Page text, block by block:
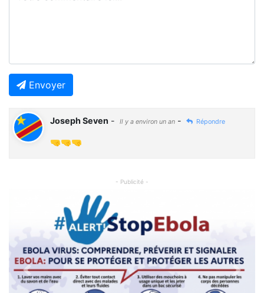
Envoyer
Joseph Seven - Il y a environ un an - Répondre
🤜🤜🤜
- Publicité -
Previous Next